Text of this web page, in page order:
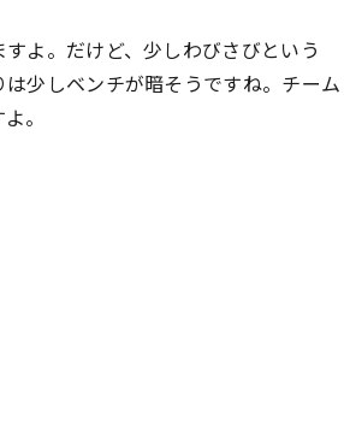
よ。だけど、少しわびさびという
少しベンチが暗そうですね。チーム
。